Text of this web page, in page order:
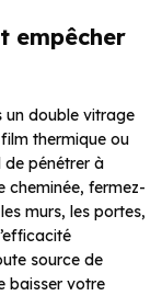
empêcher
un double vitrage
thermique ou
de pénétrer à
cheminée, fermez-
murs, les portes,
source de
baisser votre